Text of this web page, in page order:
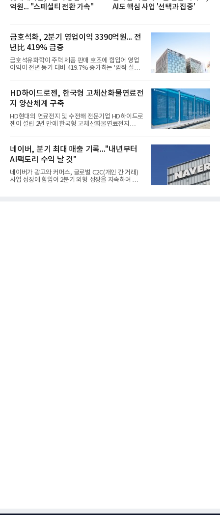
억원... "스페셜티 전환 가속"
AI도 핵심 사업 '선택과 집중'
금호석화, 2분기 영업이익 3390억원... 전
년比 419% 급증
금호석유화학이 주력 제품 판매 호조에 힘입어 영업
이익이 전년 동기 대비 419.7% 증가하는 '깜짝 실
업이익이 3390억원으로 지난해 동기보다 419.7% 증
가한 것으로 잠정 집계됐다고 7일 공시했다.매출은 2
조2682억원으로 지난해 동기 대비 27.9% 증가했다.
순이익은 3004억원으로 420.4% 늘었다.이번 호실적
은 주력 제품인 NB라텍스와 합성수지 판매 호조가 견
인한 것으로 풀이된다. 미국의 중국산 의료용 고무장
갑 관세 인상 이후 동남아 장갑업체의 가동률이 높아
성이 개선됐다.금호석유
HD하이드로젠, 한국형 고체산화물연료전
지 양산체계 구축
HD현대의 연료전지 및 수전해 전문기업 HD하이드로
젠이 설립 2년 만에 한국형 고체산화물연료전지
본격적인 시장 공략에 나선다.HD하이드로젠은 최근
한국전기안전공사(KESCO)로부터 SOFC 발전설비
‘HD250’과 ‘HD300’, 제조시설에 대한 사용전검사를
완료하고 제품 양산체계 구축했다고 밝혔다.HD250
과 HD300은 각각 249kW급과 285kW급의 중소형 발
전용 SOFC 제품이다. 이번 검사를 통해 HD하이드로
젠은 제품과 제조시설의 전기설비 안전성과 적합성을
네이버, 분기 최대 매출 기록..."내년부터
AI팩토리 수익 날 것"
네이버가 광고와 커머스, 글로벌 C2C(개인 간 거래)
사업 성장에 힘입어 2분기 외형 성장을 지속하며 역대